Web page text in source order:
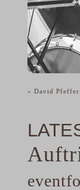
« David